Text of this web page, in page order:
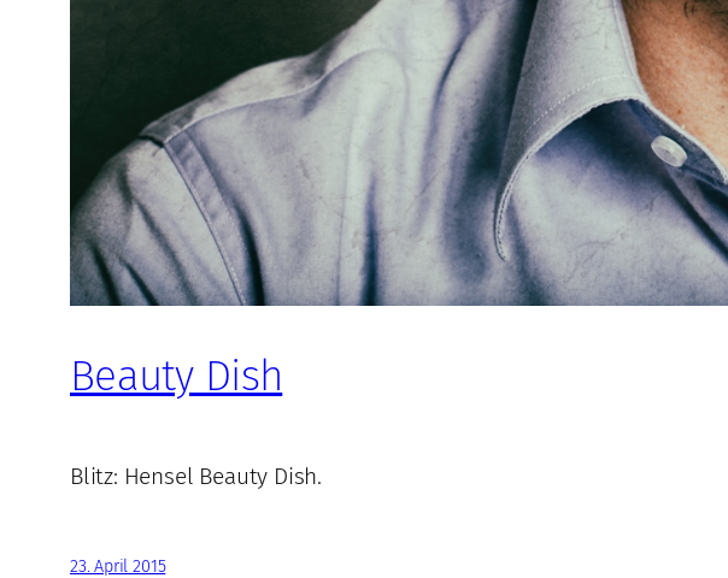
Beauty Dish
Blitz: Hensel Beauty Dish.
23. April 2015